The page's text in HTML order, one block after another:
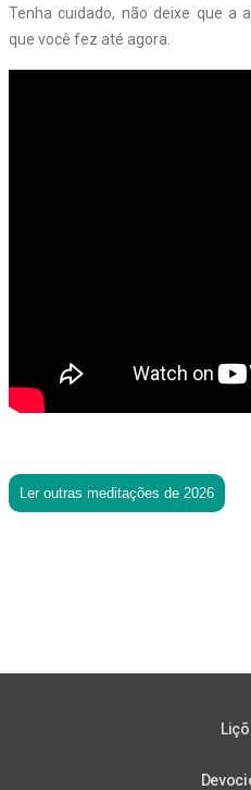
Tenha cuidado, não deixe que a
que você fez até agora.
Ler outras meditações de 2026